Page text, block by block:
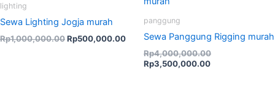
lighting
Sewa Lighting Jogja murah
Rp1,000,000.00Rp500,000.00
panggung
Sewa Panggung Rigging murah
Rp4,000,000.00
Rp3,500,000.00